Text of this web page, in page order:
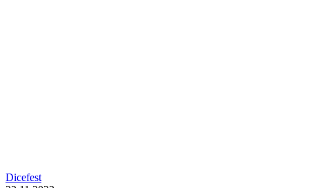
Dicefest